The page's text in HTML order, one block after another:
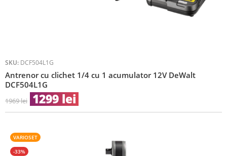
SKU: DCF504L1G
Antrenor cu clichet 1/4 cu 1 acumulator 12V DeWalt
DCF504L1G
1969lei 1299 lei
VARIOSET
-33%